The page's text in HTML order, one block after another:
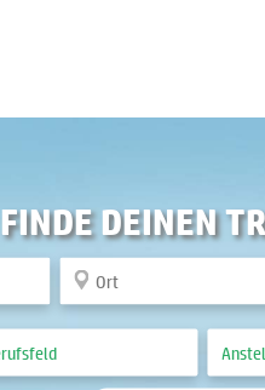
FINDE DEINEN